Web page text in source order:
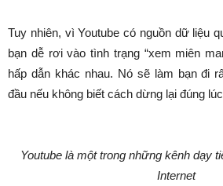
Tuy nhiên, vì Youtube có nguồn dữ liệu
bạn dễ rơi vào tình trạng “xem miên
hấp dẫn khác nhau. Nó sẽ làm bạn đi
đầu nếu không biết cách dừng lại đúng
Youtube là một trong những kênh dạy
Internet